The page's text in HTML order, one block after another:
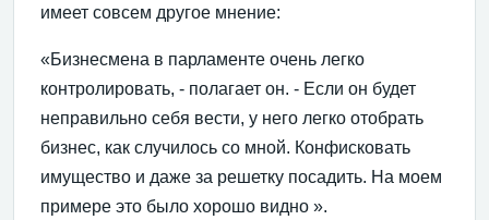
имеет совсем другое мнение:
«Бизнесмена в парламенте очень легко
контролировать, - полагает он. - Если он будет
неправильно себя вести, у него легко отобрать
бизнес, как случилось со мной. Конфисковать
имущество и даже за решетку посадить. На моем
примере это было хорошо видно ».